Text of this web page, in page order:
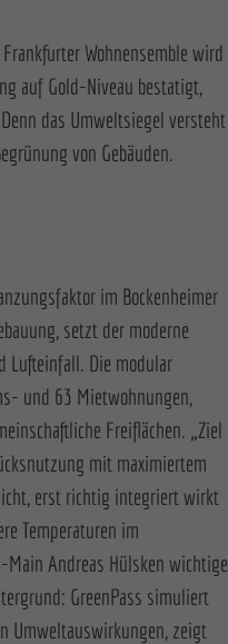
Wohnensemble wird
auf Gold-Niveau bestatigt,
das Umweltsiegel versteht
von Gebäuden.
im Bockenheimer
setzt der moderne
Lufteinfall. Die modular
und 63 Mietwohnungen,
Freiflächen. „Ziel
mit maximiertem
erst richtig integriert wirkt
Temperaturen im
Main Andreas Hülsken wichtige
GreenPass simuliert
Umweltauswirkungen, zeigt